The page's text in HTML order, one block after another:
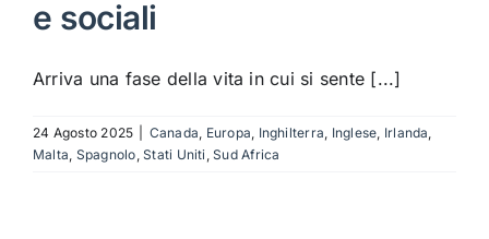
e sociali
Arriva una fase della vita in cui si sente [...]
24 Agosto 2025 Canada Europa Inghilterra Inglese Irlanda
Malta Spagnolo ,Stati Uniti ,Sud Africa